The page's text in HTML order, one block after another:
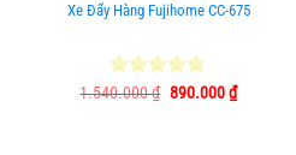
Xe Đẩy Hàng Fujihome CC-675
Được xếp
1.540.000₫ Giá
890.000₫Giá
hiện